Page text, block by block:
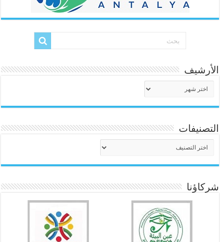
الأرشيف
التصنيفات
شركاؤنا